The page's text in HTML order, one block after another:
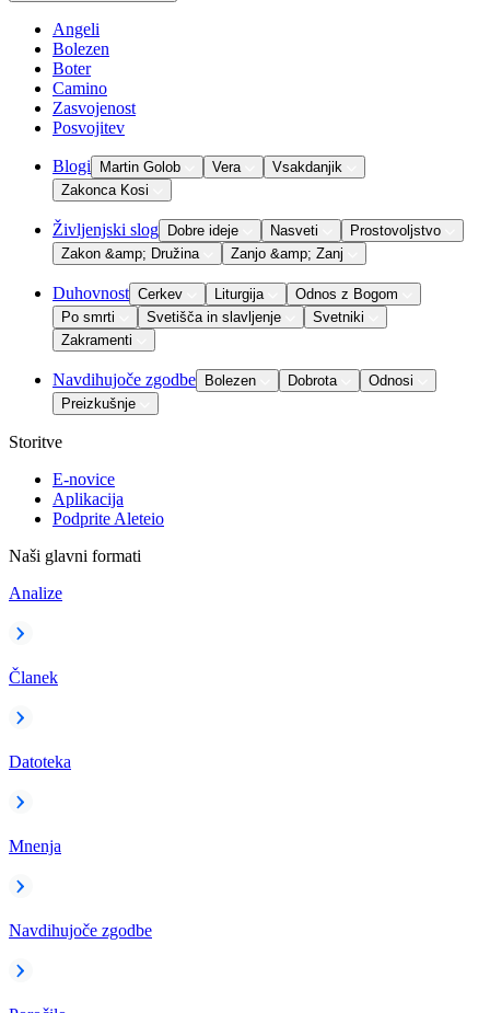
Angeli
Bolezen
Boter
Camino
Zasvojenost
Posvojitev
Blogi Martin Golob Vera
Vsakdanjik
Zakonca Kosi
Življenjski slog Dobre ideje Nasveti
Prostovoljstvo
Zakon &amp; Družina
Zanjo &amp; Zanj
Duhovnost Cerkev Liturgija
Odnos z Bogom
Po smrti
Svetišča in slavljenje
Svetniki
Zakramenti
Navdihujoče zgodbe Bolezen Dobrota
Odnosi
Preizkušnje
Storitve
E-novice
Aplikacija
Podprite Aleteio
Naši glavni formati
Analize
Članek
Datoteka
Mnenja
Navdihujoče zgodbe